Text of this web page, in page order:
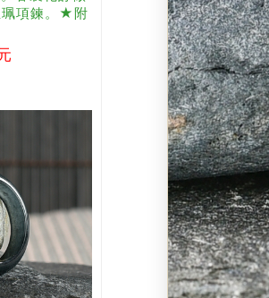
珮項鍊。★附